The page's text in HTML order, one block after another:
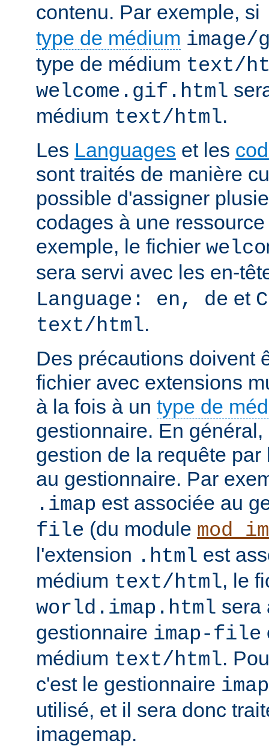
contenu. Par exemple, si
type de médium
type de médium text/
welcome.gif.html
médium text/html.
Les Languages et les
sont traités de manière
possible d'assigner
codages à une
exemple, le fichier
sera servi avec les en-
Language: en, de et
text/html.
Des précautions doivent
fichier avec extensions
à la fois à un type de
gestionnaire. En
gestion de la requête
au gestionnaire. Par
.imap est associée au
file (du module
l'extension .html est
médium text/html, le
world.imap.html sera
gestionnaire imap-file
médium text/html.
c'est le gestionnaire
utilisé, et il sera donc
imagemap.